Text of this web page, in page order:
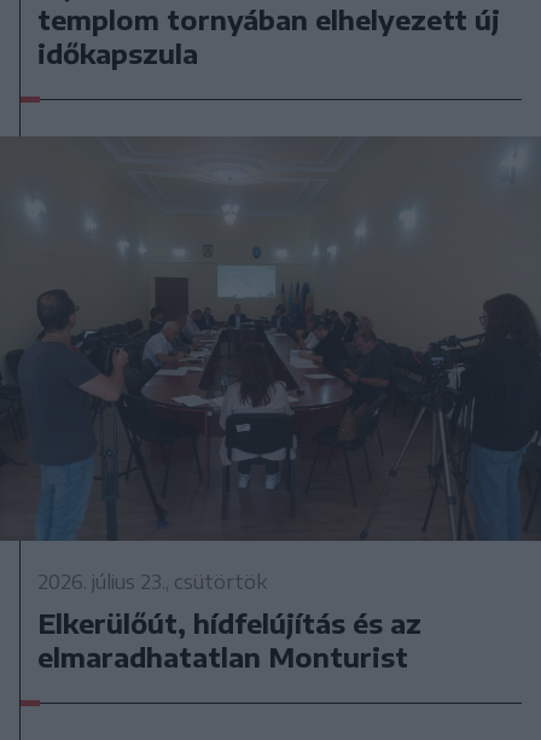
templom tornyában elhelyezett új
időkapszula
2026. július 23., csütörtök
Elkerülőút, hídfelújítás és az
elmaradhatatlan Monturist